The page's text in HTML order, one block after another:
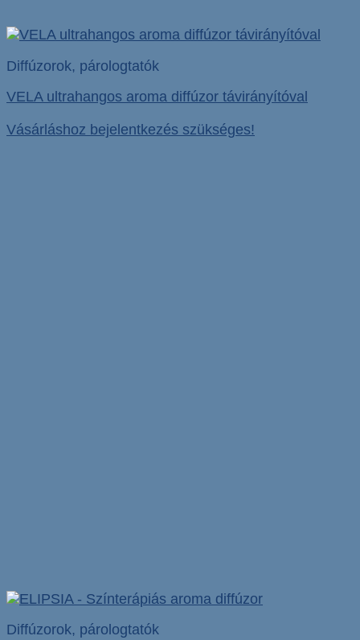
Diffúzorok, párologtatók
VELA ultrahangos aroma diffúzor távirányítóval
Vásárláshoz bejelentkezés szükséges!
Diffúzorok, párologtatók